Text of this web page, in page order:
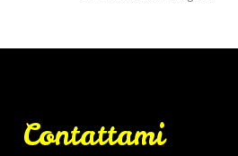
Contattami